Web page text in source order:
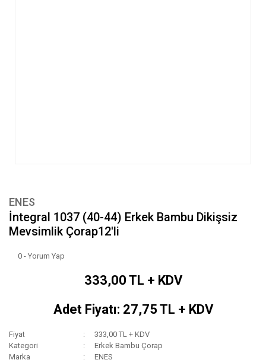
ENES
İntegral 1037 (40-44) Erkek Bambu Dikişsiz
Mevsimlik Çorap12'li
0 - Yorum Yap
333,00 TL + KDV
Adet Fiyatı: 27,75 TL + KDV
Fiyat
333,00 TL + KDV
Kategori
Erkek Bambu Çorap
Marka
ENES